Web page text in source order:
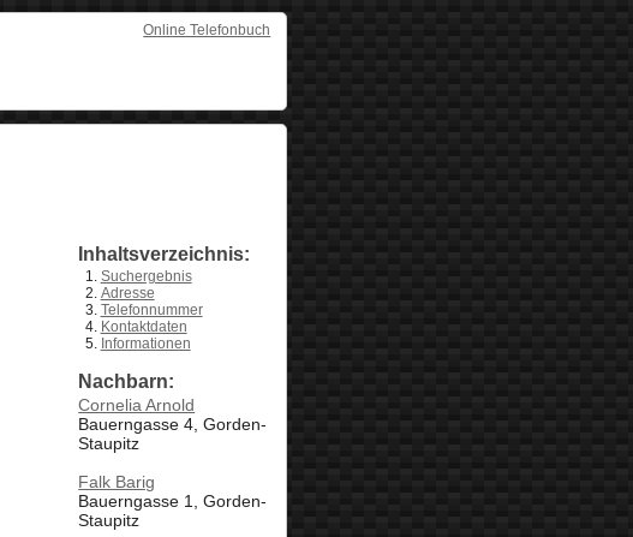
Online Telefonbuch
Inhaltsverzeichnis:
Suchergebnis
Adresse
Telefonnummer
Kontaktdaten
Informationen
Nachbarn:
Cornelia Arnold
Bauerngasse 4, Gorden-
Staupitz
Falk Barig
Bauerngasse 1, Gorden-
Staupitz